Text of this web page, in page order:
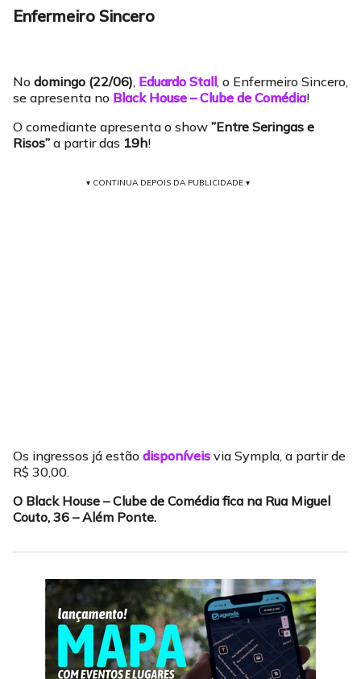
Enfermeiro Sincero
No domingo (22/06), Eduardo Stall, o Enfermeiro Sincero,
se apresenta no Black House – Clube de Comédia!
O comediante apresenta o show ”Entre Seringas e
Risos” a partir das 19h!
▾ CONTINUA DEPOIS DA PUBLICIDADE ▾
Os ingressos já estão disponíveis via Sympla, a partir de
R$ 30,00.
O Black House – Clube de Comédia fica na Rua Miguel
Couto, 36 – Além Ponte.